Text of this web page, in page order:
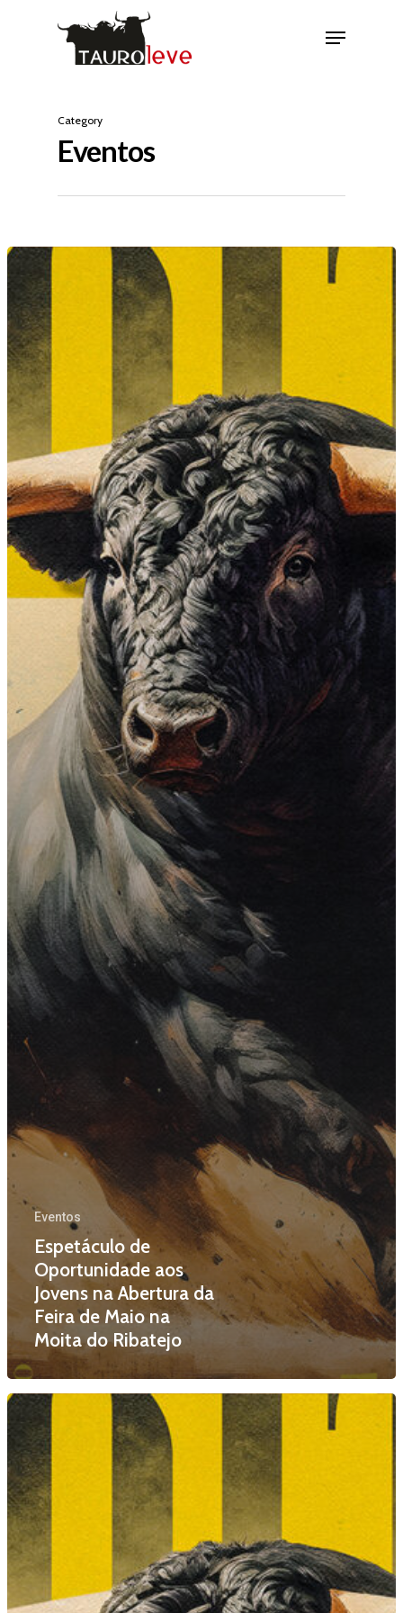
Category
Eventos
Eventos
Espetáculo de
Oportunidade aos
Jovens na Abertura da
Feira de Maio na
Moita do Ribatejo
A Tauroleve
História
Equipa
Contactos
Calendário
Praças